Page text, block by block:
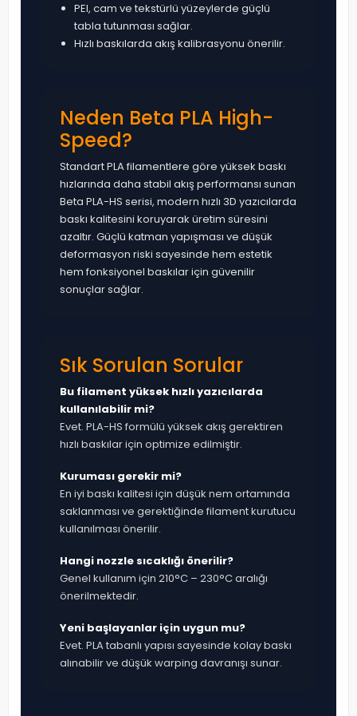
PEI, cam ve tekstürlü yüzeylerde güçlü
tabla tutunması sağlar.
Hızlı baskılarda akış kalibrasyonu önerilir.
Neden Beta PLA High-
Speed?
Standart PLA filamentlere göre yüksek baskı
hızlarında daha stabil akış performansı sunan
Beta PLA-HS serisi, modern hızlı 3D yazıcılarda
baskı kalitesini koruyarak üretim süresini
azaltır. Güçlü katman yapışması ve düşük
deformasyon riski sayesinde hem estetik
hem fonksiyonel baskılar için güvenilir
sonuçlar sağlar.
Sık Sorulan Sorular
Bu filament yüksek hızlı yazıcılarda
kullanılabilir mi?
Evet. PLA-HS formülü yüksek akış gerektiren
hızlı baskılar için optimize edilmiştir.
Kuruması gerekir mi?
En iyi baskı kalitesi için düşük nem ortamında
saklanması ve gerektiğinde filament kurutucu
kullanılması önerilir.
Hangi nozzle sıcaklığı önerilir?
Genel kullanım için 210°C – 230°C aralığı
önerilmektedir.
Yeni başlayanlar için uygun mu?
Evet. PLA tabanlı yapısı sayesinde kolay baskı
alınabilir ve düşük warping davranışı sunar.